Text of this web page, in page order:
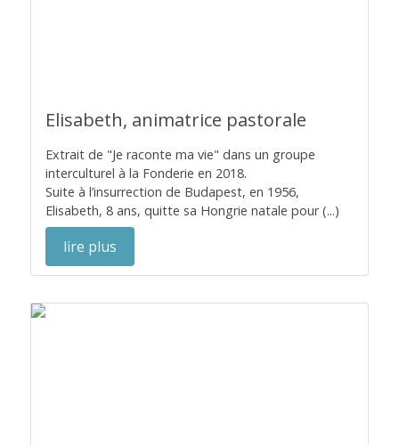
Elisabeth, animatrice pastorale
Extrait de "Je raconte ma vie" dans un groupe
interculturel à la Fonderie en 2018.
Suite à l’insurrection de Budapest, en 1956,
Elisabeth, 8 ans, quitte sa Hongrie natale pour (...)
lire plus